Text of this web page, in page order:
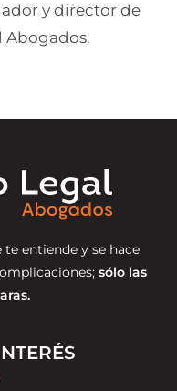
y director de
Abogados.
te entiende y se hace
sólo las